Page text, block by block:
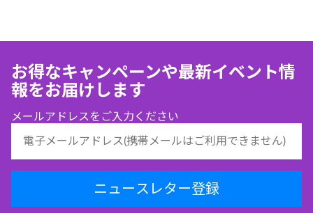
お得なキャンペーンや最新イベント情
報をお届けします
メールアドレスをご入力ください
ニュースレター登録